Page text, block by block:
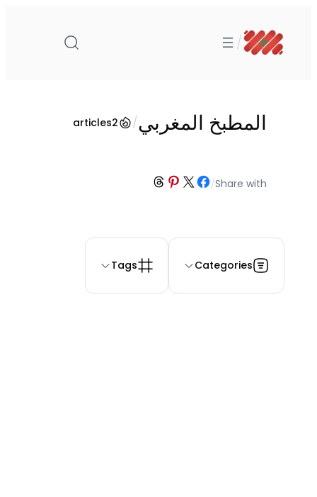
المحتوى
/
المطبخ المغربي/
2
articles
Share with
/
Share on Facebook
Share on X
Share on Pinterest
Share on Threads
Categories
Tags